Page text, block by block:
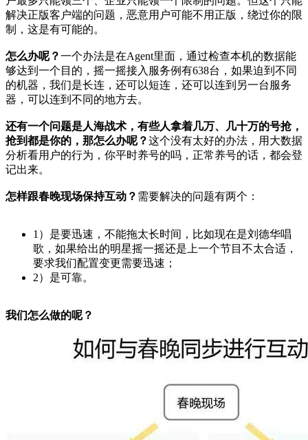
解决正版客户端的问题，恶意用户可能不用正版，绕过你的限
制，这是有可能的。
怎么办呢？一个办法是在Agent里面，通过检查本机的数据能
够达到一个目的，摇一摇接入服务例有638台，如果迫到不同
的机器，我们是长连，还可以短连，还可以连到另一台服务
器，可以连到不同的地方去。
还有一个问题是人海战术，有些人拿着几万、几十万的号抢，
抢到都是你的，那怎么办呢？这个没有太好的办法，用大数据
分析看用户的行为，你平时养号的吗，正常养号的话，都会登
记出来。
怎样跟春晚现场保持互动？ 需要解决的问题有两个：
1）是要迅速，不能拖太长时间，比如现在是刘德华唱
歌，如果给出的明星摇一摇还是上一个节目不太合适，
要求我们配置变更需要迅速；
2）是可靠。
我们怎么做的呢？